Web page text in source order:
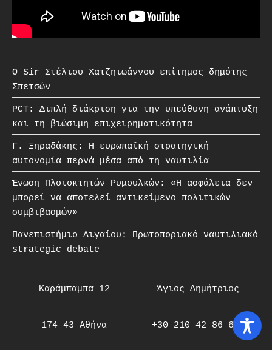
O Sir Στέλιου Χατζηιωάννου επίτημος δημότης
Σπετσών
PCT: Διπλή διάκριση για την υπεύθυνη ανάπτυξη
και τη βιώσιμη επιχειρηματικότητα
Γ. Ξηραδάκης: Η ευρωπαϊκή στρατηγική
αυτονομία περνά μέσα από τη ναυτιλία
Ένωση Πλοιοκτητών Ρυμουλκών: «Η ασφάλεια δεν
μπορεί να αποτελεί αντικείμενο πολιτικών
συμβιβασμών»
Πανεπιστήμιο Αιγαίου: Πρωτοποριακό ναυτιλιακό
strategic debate
Καράμπαμπα 12 Άγιος Δημήτριος
174 43 Αθήνα +30 210 42 86 606